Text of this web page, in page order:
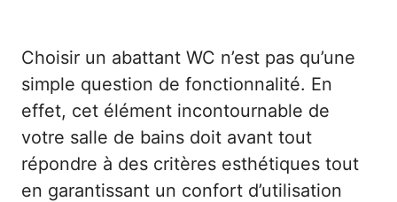
Choisir un abattant WC n’est pas qu’une
simple question de fonctionnalité. En
effet, cet élément incontournable de
votre salle de bains doit avant tout
répondre à des critères esthétiques tout
en garantissant un confort d’utilisation